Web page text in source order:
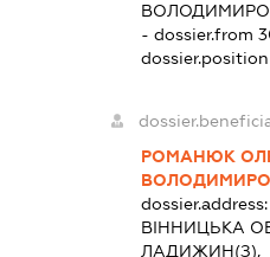
- dossier.from
РОМАНЮК
ВІННИЦЬКА
ЛАДИЖИН(З),